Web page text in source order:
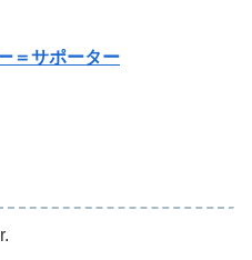
＝サポーター